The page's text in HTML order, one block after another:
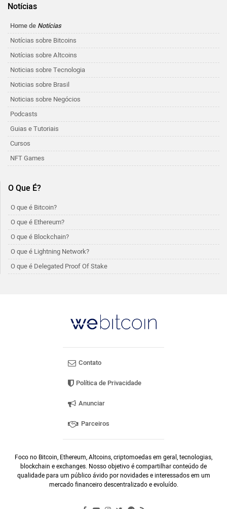
Notícias
Home de Notícias
Notícias sobre Bitcoins
Notícias sobre Altcoins
Noticias sobre Tecnologia
Noticias sobre Brasil
Noticias sobre Negócios
Podcasts
Guias e Tutoriais
Cursos
NFT Games
O Que É?
O que é Bitcoin?
O que é Ethereum?
O que é Blockchain?
O que é Lightning Network?
O que é Delegated Proof Of Stake
Contato
Política de Privacidade
Anunciar
Parceiros
Foco no Bitcoin, Ethereum, Altcoins, criptomoedas em geral, tecnologias,
blockchain e exchanges. Nosso objetivo é compartilhar conteúdo de
qualidade para um público ávido por novidades e interessados em um
mercado financeiro descentralizado e evoluído.